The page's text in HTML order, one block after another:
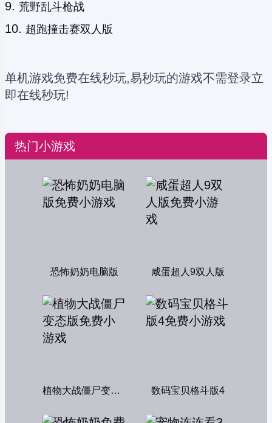
荒野乱斗枪战
超跑撞击赛双人版
单机游戏免费在线秒玩,易秒玩的游戏不需登录立
即在线秒玩!
热门小游戏
恐怖奶奶电脑版 咸蛋超人9双人版
植物大战僵尸变态版 数码宝贝格斗版4